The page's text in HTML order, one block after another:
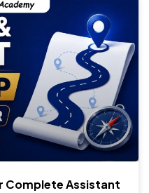
Complete Assistant